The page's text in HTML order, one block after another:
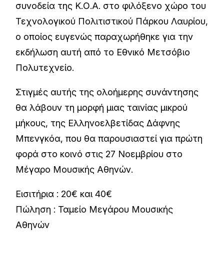
συνοδεία της Κ.Ο.Α. στο φιλόξενο χώρο του
Τεχνολογικού Πολιτιστικού Πάρκου Λαυρίου,
ο οποίος ευγενώς παραχωρήθηκε για την
εκδήλωση αυτή από το Εθνικό Μετσόβιο
Πολυτεχνείο.
Στιγμές αυτής της ολοήμερης συνάντησης
θα λάβουν τη μορφή μιας ταινίας μικρού
μήκους, της Ελληνοελβετίδας Δάφνης
Μπενγκόα, που θα παρουσιαστεί για πρώτη
φορά στο κοινό στις 27 Νοεμβρίου στο
Μέγαρο Μουσικής Αθηνών.
Εισιτήρια : 20€ και 40€
Πώληση : Ταμείο Μεγάρου Μουσικής
Αθηνών